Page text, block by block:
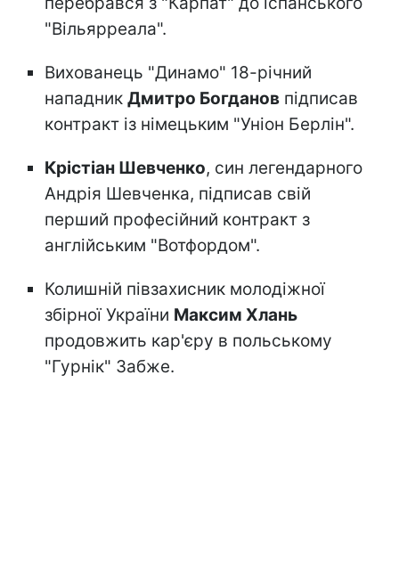
"Вільярреала".
Вихованець "Динамо" 18-річний
нападник Дмитро Богданов підписав
контракт із німецьким "Уніон Берлін".
Крістіан Шевченко, син легендарного
Андрія Шевченка, підписав свій
перший професійний контракт з
англійським "Вотфордом".
Колишній півзахисник молодіжної
збірної України Максим Хлань
продовжить кар'єру в польському
"Гурнік" Забже.